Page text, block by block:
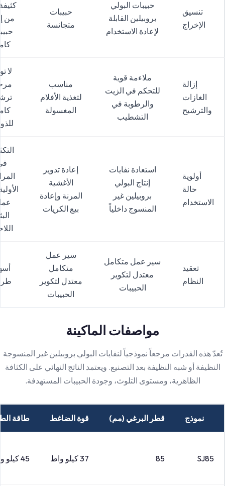
تنسيق
الإخراج
حبيبات البولي
بروبيلين القابلة
لإعادة الاستخدام
حبيبات
متجانسة
من
إزالة
الغازات
والترشيح
ملاءمة قوية
للتحكم في الزيت
والرطوبة في
التشطيب
مناسب
لتغذية الأفلام
المغسولة
لا
أولوية
حالة
الاستخدام
استعادة نفايات
إنتاج البولي
بروبيلين غير
المنسوج داخلياً
إعادة تدوير
الأغشية
المرنة وإعادة
بيع الكريات
تعقيد
النظام
سير عمل متكامل
معتدل لتكوير
الحبيبات
سير عمل
متكامل
معتدل لتكوير
الحبيبات
مواصفات الماكينة
تُعدّ هذه القدرات مرجعاً نموذجياً لنفايات البولي بروبيلين غير المنسوجة
النظيفة أو شبه النظيفة بعد التصنيع. ويعتمد الناتج النهائي على الكثافة
الظاهرية، ومستوى التلوث، وجودة الحبيبات المستهدفة.
نموذج قطر البرغي (مم) قوة الضاغط طاقة
SJ85
85 37 كيلو واط 45 كيلو واط